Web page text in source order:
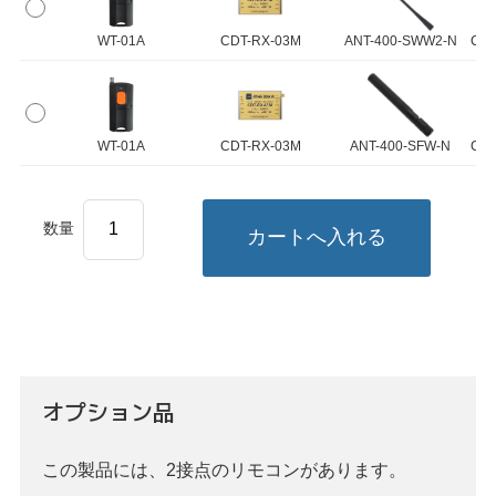
WT-01A CDT-RX-03M ANT-400-SWW2-N
WT-01A CDT-RX-03M ANT-400-SFW-N
数量
オプション品
この製品には、 2接点のリモコンがあります。